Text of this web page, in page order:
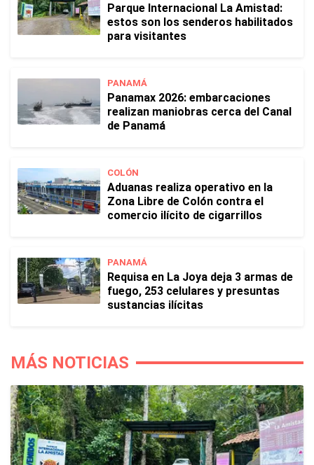
Parque Internacional La Amistad:
estos son los senderos habilitados
para visitantes
PANAMÁ
Panamax 2026: embarcaciones
realizan maniobras cerca del Canal
de Panamá
COLÓN
Aduanas realiza operativo en la
Zona Libre de Colón contra el
comercio ilícito de cigarrillos
PANAMÁ
Requisa en La Joya deja 3 armas de
fuego, 253 celulares y presuntas
sustancias ilícitas
MÁS NOTICIAS